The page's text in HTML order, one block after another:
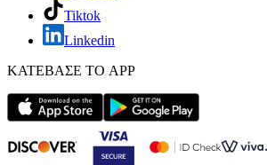
Tiktok
Linkedin
ΚΑΤΕΒΑΣΕ ΤΟ APP